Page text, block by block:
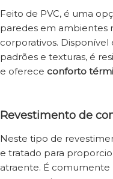
Feito de PVC, é uma
paredes em ambientes
corporativos.
padrões e texturas, é
e oferece conforto
Revestimento de
Neste tipo de
e tratado para
atraente. É comumente